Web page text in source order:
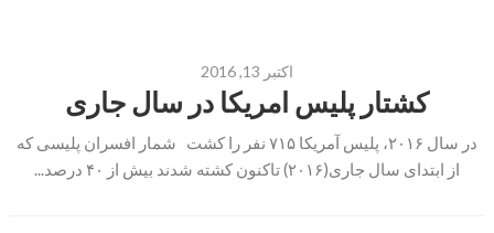
اکتبر 13, 2016
کشتار پلیس امریکا در سال جاری
در سال ۲۰۱۶، پلیس آمریکا ۷۱۵ نفر را کشت شمار افسران پلیسی که
از ابتدای سال جاری(۲۰۱۶) تاکنون کشته شدند بیش از ۴۰ درصد...